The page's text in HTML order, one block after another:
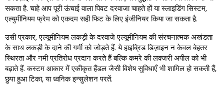
सकता है. चाहे आप पूरी ऊंचाई वाला पिवट दरवाजा चाहते हों या स्लाइडिंग सिस्टम,
एल्युमीनियम फ्रेम को एकदम सही फिट के लिए इंजीनियर किया जा सकता है.
उसी प्रकार, एल्यूमीनियम लकड़ी के दरवाजे एल्यूमीनियम की संरचनात्मक अखंडता
के साथ लकड़ी के दाने की गर्मी को जोड़ते हैं. ये हाइब्रिड डिज़ाइन न केवल बेहतर
स्थिरता और नमी प्रतिरोध प्रदान करते हैं बल्कि कमरे की लक्जरी अपील को भी
बढ़ाते हैं. कस्टम आकार में एकीकृत हैंडल जैसी विशेष सुविधाएँ भी शामिल हो सकती हैं,
छुपा हुआ टिका, या ध्वनिक इन्सुलेशन परतें.